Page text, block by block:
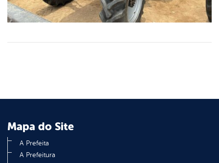
Mapa do Site
A Prefeita
A Prefeitura